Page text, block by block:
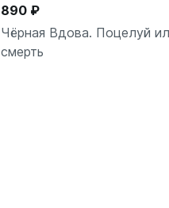
890 ₽
Чёрная Вдова. Поцелуй
смерть